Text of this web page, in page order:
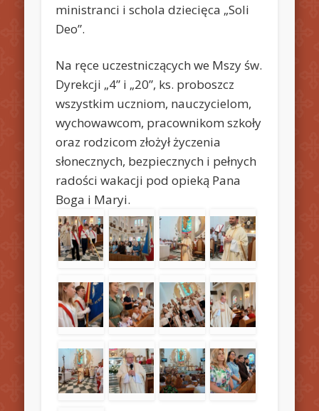
ministranci i schola dziecięca „Soli
Deo”.
Na ręce uczestniczących we Mszy św.
Dyrekcji „4” i „20”, ks. proboszcz
wszystkim uczniom, nauczycielom,
wychowawcom, pracownikom szkoły
oraz rodzicom złożył życzenia
słonecznych, bezpiecznych i pełnych
radości wakacji pod opieką Pana
Boga i Maryi.